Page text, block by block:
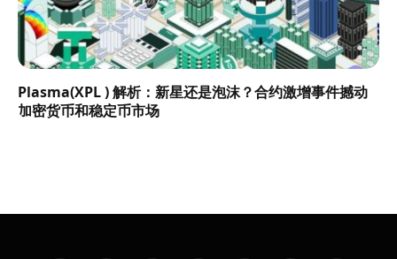
Plasma(XPL ) 解析：新星还是泡沫？合约激增事件撼动
加密货币和稳定币市场